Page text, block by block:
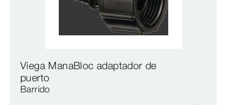
Viega ManaBloc adaptador de
puerto
Barrido